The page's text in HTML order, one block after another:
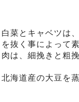
白菜とキャベツは
を抜く事によって
肉は、細挽きと粗
北海道産の大豆を